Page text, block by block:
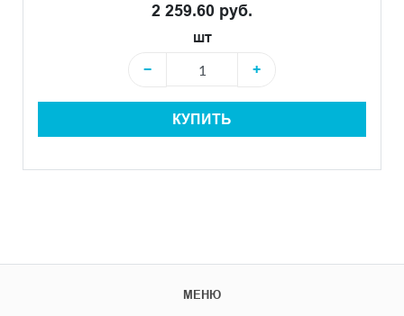
2 259.60 руб.
шт
−
+
КУПИТЬ
МЕНЮ